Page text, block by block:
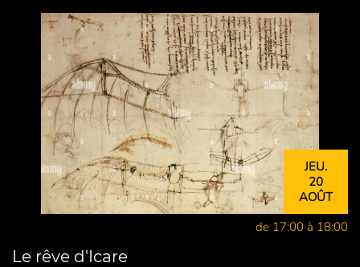
JEU.
20
AOÛT
de 17:00 à 18:00
Le rêve d'Icare